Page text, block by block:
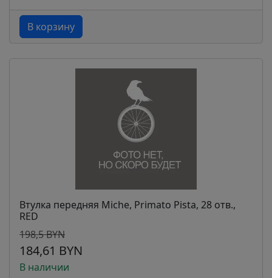
В корзину
Втулка передняя Miche, Primato Pista, 28 отв.,
RED
198,5 BYN
184,61 BYN
В наличии